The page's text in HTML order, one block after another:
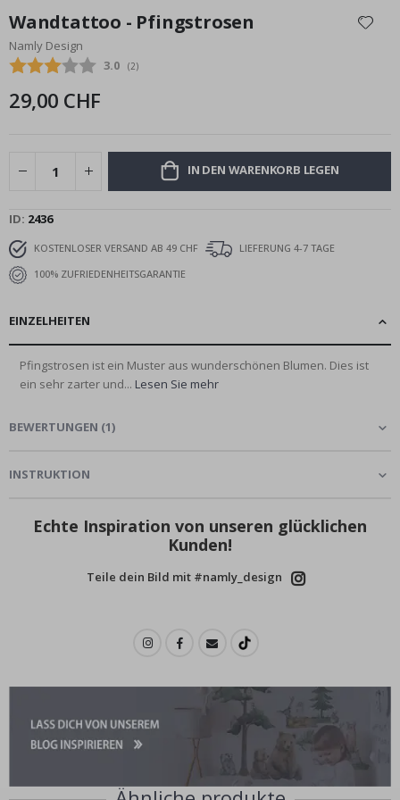
der
Bildgalerie
springen
Wandtattoo - Pfingstrosen
Namly Design
Durchschnittliche Bewertung:
3.0 (abgegebene bewertungen:
2)
29,00 CHF
IN DEN WARENKORB LEGEN
ID 2436
KOSTENLOSER VERSAND AB 49 CHF
LIEFERUNG 4-7 TAGE
100% ZUFRIEDENHEITSGARANTIE
EINZELHEITEN
Pfingstrosen ist ein Muster aus wunderschönen Blumen. Dies ist
ein sehr zarter und... Lesen Sie mehr
BEWERTUNGEN (1)
INSTRUKTION
Echte Inspiration von unseren glücklichen
Kunden!
Teile dein Bild mit #namly_design